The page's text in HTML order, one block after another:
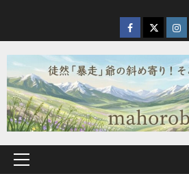
を
ス
キ
ッ
プ
facebook
X
メ